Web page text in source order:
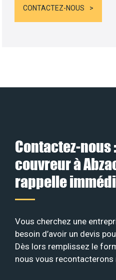
CONTACTEZ-NOUS
Contactez-nous
couvreur à
rappelle
Vous cherchez une
besoin d’avoir un devis
Dès lors remplissez le
nous vous recontacterons